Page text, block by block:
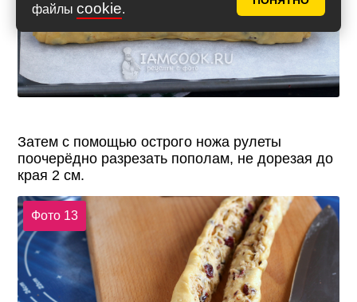
файлы cookie.
Затем с помощью острого ножа рулеты
поочерёдно разрезать пополам, не дорезая до
края 2 см.
Фото 13